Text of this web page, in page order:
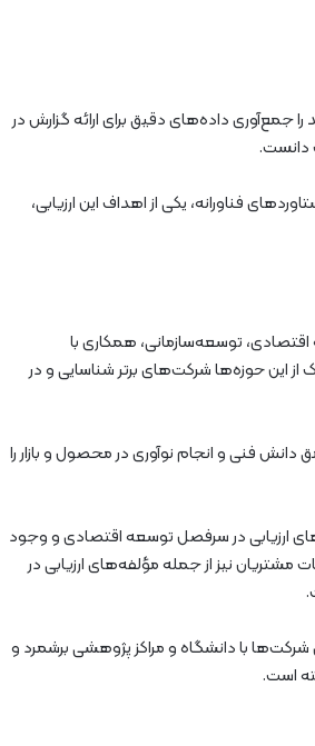
را جمع‌آوری داده‌های دقیق برای ارائه گزارش در
دانست.
فناورانه، یکی از اهداف این ارزیابی،
توسعه‌سازمانی، همکاری با
این حوزه‌ها شرکت‌های برتر شناسایی و در
فنی و انجام نوآوری در محصول و بازار را
ارزیابی در سرفصل توسعه اقتصادی و وجود
نیز از جمله مؤلفه‌های ارزیابی در
با دانشگاه و مراکز پژوهشی برشمرد و
است.